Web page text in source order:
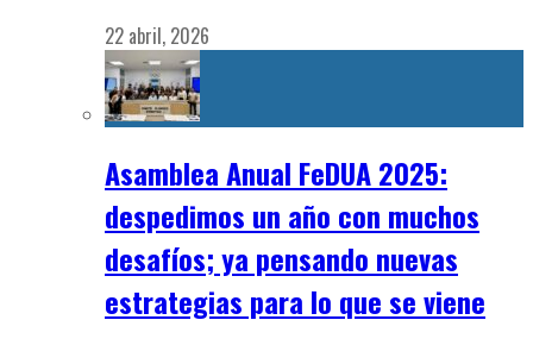
22 abril, 2026
Asamblea Anual FeDUA 2025:
despedimos un año con muchos
desafíos; ya pensando nuevas
estrategias para lo que se viene